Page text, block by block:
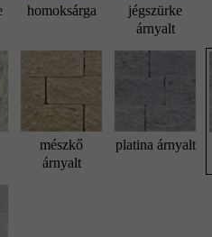
homoksárga
jégszürke
árnyalt
mészkő
árnyalt
platina árnyalt